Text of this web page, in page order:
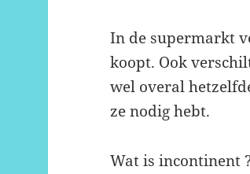
In de supermarkt
koopt. Ook
wel overal
ze nodig hebt.
Wat is incontinent